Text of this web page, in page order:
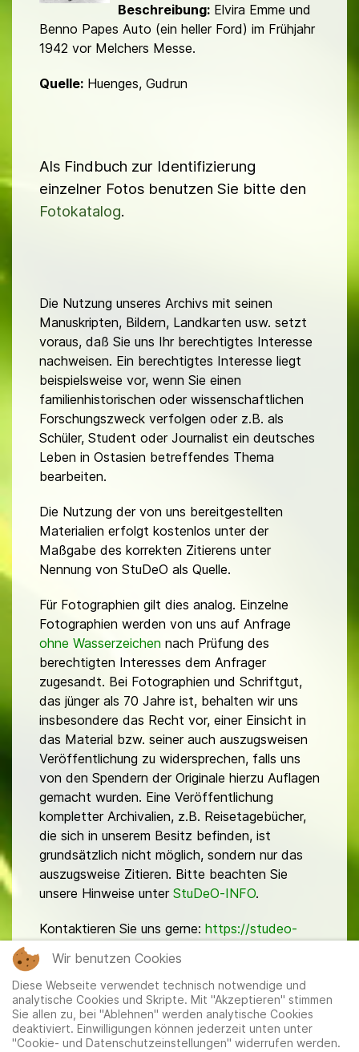
Beschreibung:Elvira Emme und
Benno Papes Auto (ein heller Ford) im Frühjahr
1942 vor Melchers Messe.
Quelle: Huenges, Gudrun
Als Findbuch zur Identifizierung
einzelner Fotos benutzen Sie bitte den
Fotokatalog.
Die Nutzung unseres Archivs mit seinen
Manuskripten, Bildern, Landkarten usw. setzt
voraus, daß Sie uns Ihr berechtigtes Interesse
nachweisen. Ein berechtigtes Interesse liegt
beispielsweise vor, wenn Sie einen
familienhistorischen oder wissenschaftlichen
Forschungszweck verfolgen oder z.B. als
Schüler, Student oder Journalist ein deutsches
Leben in Ostasien betreffendes Thema
bearbeiten.
Die Nutzung der von uns bereitgestellten
Materialien erfolgt kostenlos unter der
Maßgabe des korrekten Zitierens unter
Nennung von StuDeO als Quelle.
Für Fotographien gilt dies analog. Einzelne
Fotographien werden von uns auf Anfrage
ohne Wasserzeichen nach Prüfung des
berechtigten Interesses dem Anfrager
zugesandt. Bei Fotographien und Schriftgut,
das jünger als 70 Jahre ist, behalten wir uns
insbesondere das Recht vor, einer Einsicht in
das Material bzw. seiner auch auszugsweisen
Veröffentlichung zu widersprechen, falls uns
von den Spendern der Originale hierzu Auflagen
gemacht wurden. Eine Veröffentlichung
kompletter Archivalien, z.B. Reisetagebücher,
die sich in unserem Besitz befinden, ist
grundsätzlich nicht möglich, sondern nur das
auszugsweise Zitieren. Bitte beachten Sie
unsere Hinweise unter StuDeO-INFO.
Kontaktieren Sie uns gerne: https://studeo-
Wir benutzen Cookies
Diese Webseite verwendet technisch notwendige und
analytische Cookies und Skripte. Mit "Akzeptieren" stimmen
Sie allen zu, bei "Ablehnen" werden analytische Cookies
deaktiviert. Einwilligungen können jederzeit unten unter
"Cookie- und Datenschutzeinstellungen" widerrufen werden.